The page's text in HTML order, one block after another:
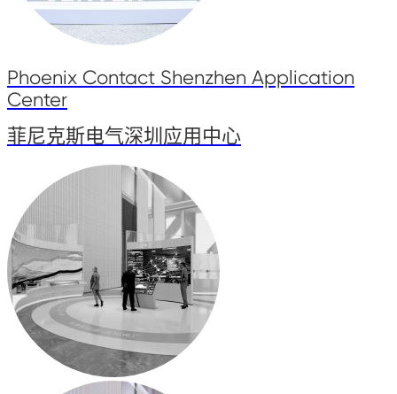
Phoenix Contact Shenzhen Application
Center
菲尼克斯电气深圳应用中心